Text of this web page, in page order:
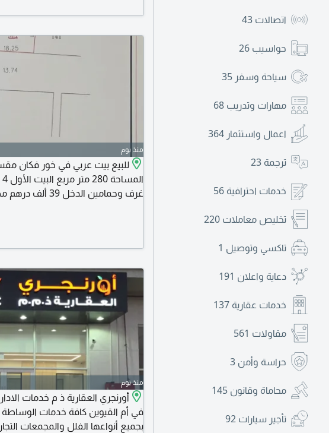
اتصالات 43
حواسيب 26
سياحة وسفر 35
مهارات وتدريب 68
اعمال واستثمار 364
ترجمة 23
خدمات احترافية 56
تخليص معاملات 220
تاكسي وتوصيل 1
دعاية واعلان 191
خدمات عقارية 137
مقاولات 561
حراسة وأمن 3
محاماة وقانون 145
تأجير سيارات 92
منذ يوم
للبيع بيت عربي في خور فكان
غرف وحمامين الدخل 39 ألف درهم مطلوب 660 ألف درهم
منذ يوم
أورنجري العقارية ذ م خدمات
في أم القيوين كافة خدمات الوساطة
بجميع أنواعها الفلل والمجمعات